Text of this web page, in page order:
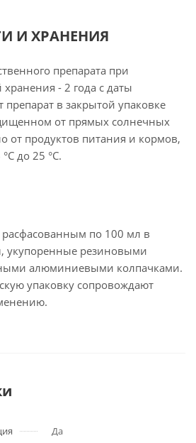
И ХРАНЕНИЯ
препарата при
- 2 года с даты
препарат в закрытой упаковке
от прямых солнечных
от продуктов питания и кормов,
до 25 °С.
по 100 мл в
укупоренные резиновыми
алюминиевыми колпачками.
упаковку сопровождают
Да